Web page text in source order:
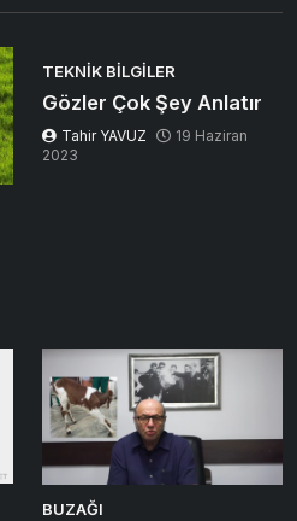
TEKNIK BILGILER
Gözler Çok Şey Anlatır
Tahir YAVUZ
19 Haziran
2023
BUZAĞI